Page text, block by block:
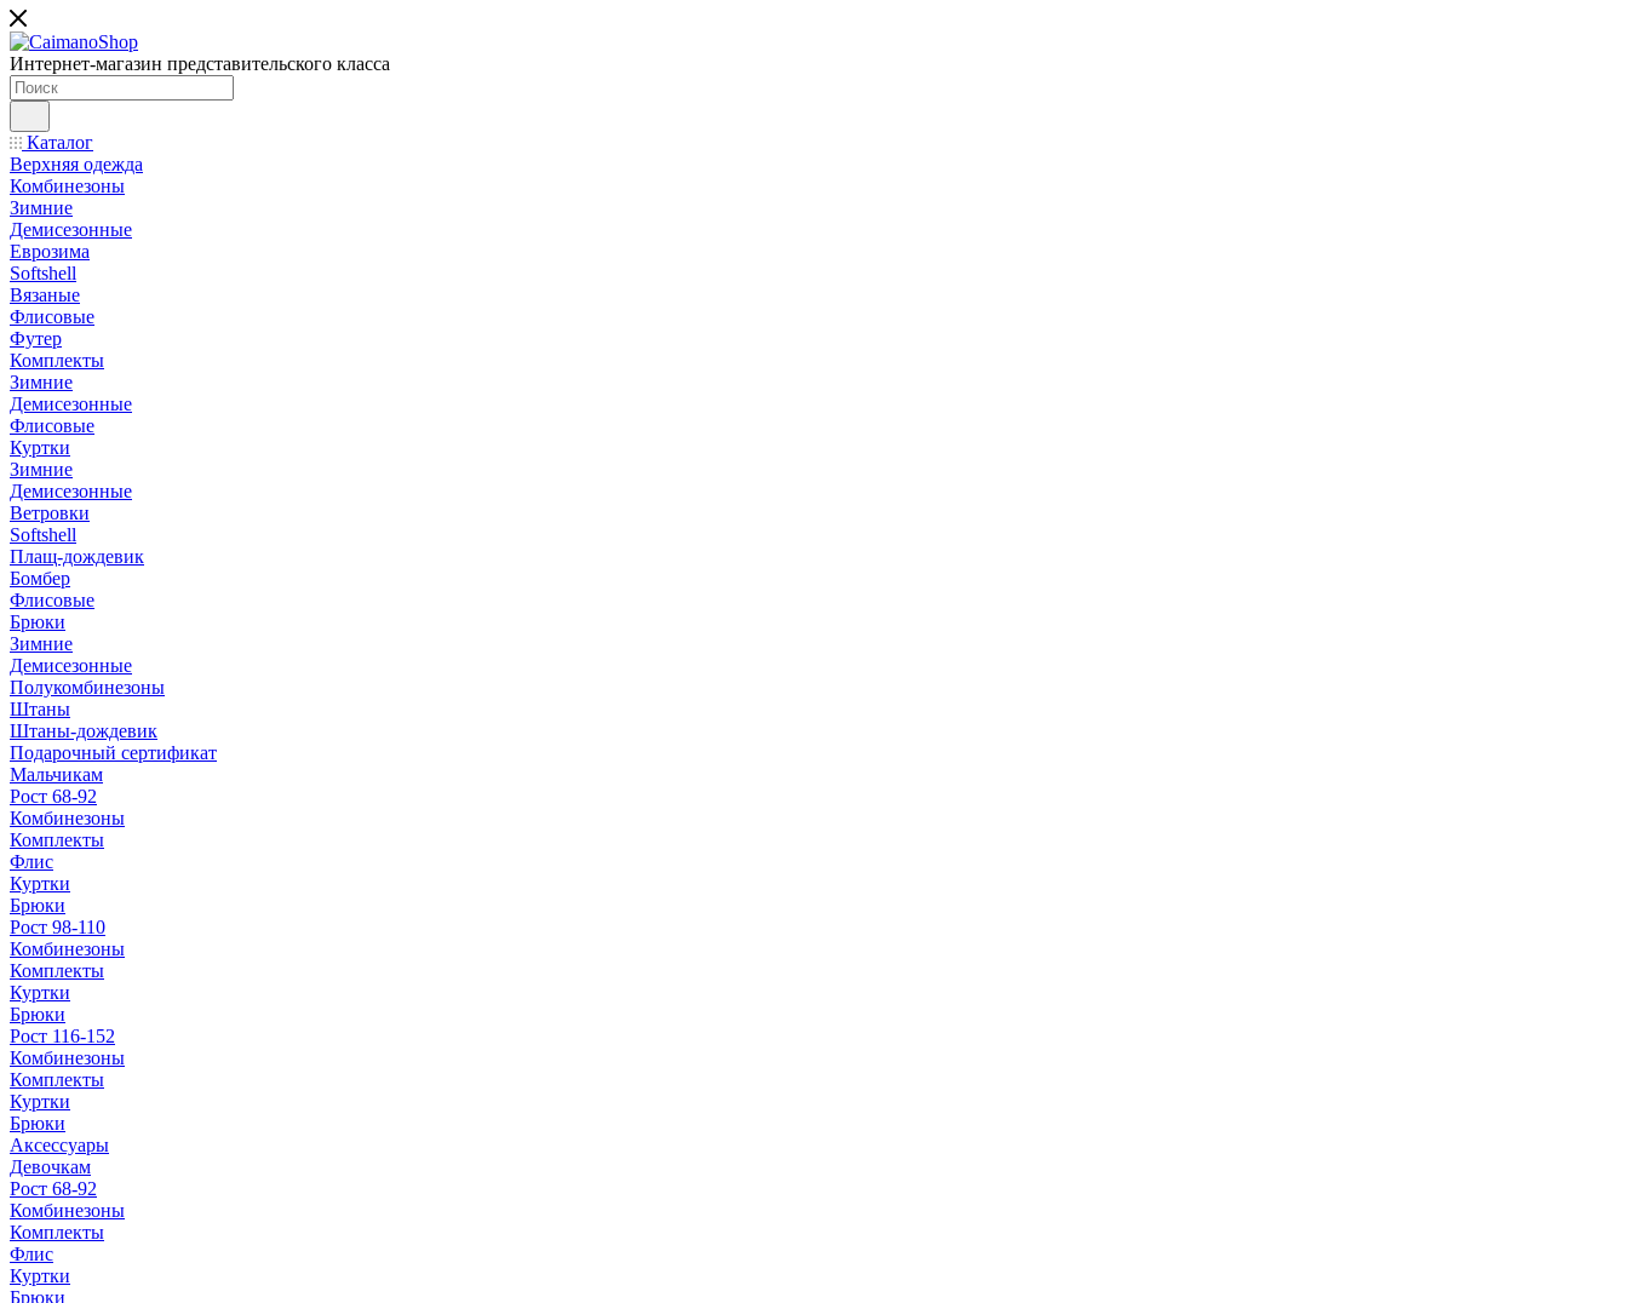
Интернет-магазин представительского класса
Каталог
Верхняя одежда
Комбинезоны
Зимние
Демисезонные
Еврозима
Softshell
Вязаные
Флисовые
Футер
Комплекты
Зимние
Демисезонные
Флисовые
Куртки
Зимние
Демисезонные
Ветровки
Softshell
Плащ-дождевик
Бомбер
Флисовые
Брюки
Зимние
Демисезонные
Полукомбинезоны
Штаны
Штаны-дождевик
Подарочный сертификат
Мальчикам
Рост 68-92
Комбинезоны
Комплекты
Флис
Куртки
Брюки
Рост 98-110
Комбинезоны
Комплекты
Куртки
Брюки
Рост 116-152
Комбинезоны
Комплекты
Куртки
Брюки
Аксессуары
Девочкам
Рост 68-92
Комбинезоны
Комплекты
Флис
Куртки
Брюки